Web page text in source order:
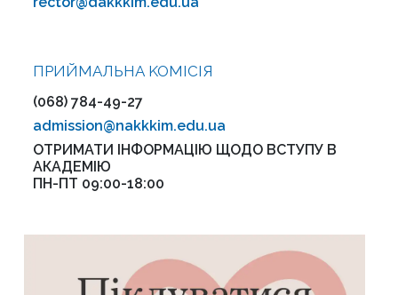
ПРИЙМАЛЬНА KOMІСІЯ
(068) 784-49-27
admission@nakkkim.edu.ua
ОТРИМАТИ ІНФОРМАЦІЮ ЩОДО ВСТУПУ В
АКАДЕМІЮ
ПН-ПТ 09:00-18:00